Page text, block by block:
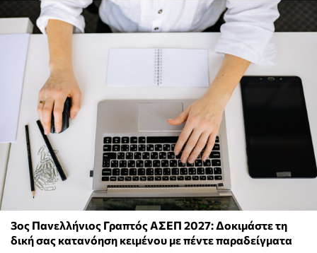
3ος Πανελλήνιος Γραπτός ΑΣΕΠ 2027: Δοκιμάστε τη
δική σας κατανόηση κειμένου με πέντε παραδείγματα